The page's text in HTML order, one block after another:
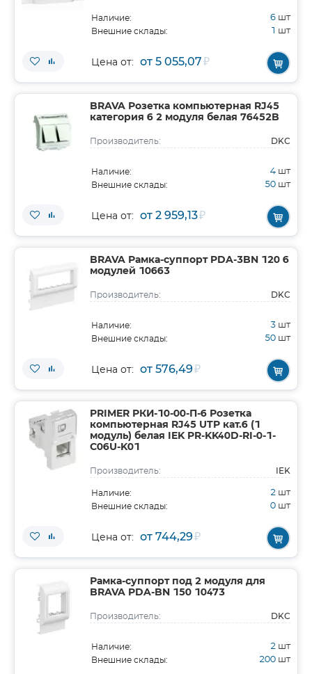
Наличие: 6 шт
Внешние склады: 1 шт
Цена от: от 5 055,07₽
BRAVA Розетка компьютерная RJ45
категория 6 2 модуля белая 76452B
Производитель: DKC
Наличие: 4 шт
Внешние склады: 50 шт
Цена от: от 2 959,13₽
BRAVA Рамка-суппорт PDA-3BN 120 6
модулей 10663
Производитель: DKC
Наличие: 3 шт
Внешние склады: 50 шт
Цена от: от 576,49₽
PRIMER РКИ-10-00-П-6 Розетка
компьютерная RJ45 UTP кат.6 (1
модуль) белая IEK PR-KK40D-RI-0-1-
C06U-K01
Производитель: IEK
Наличие: 2 шт
Внешние склады: 0 шт
Цена от: от 744,29₽
Рамка-суппорт под 2 модуля для
BRAVA PDA-BN 150 10473
Производитель: DKC
Наличие: 2 шт
Внешние склады: 200 шт